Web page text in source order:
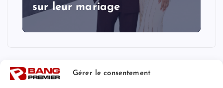
Gérer le consentement
sur leur mariage